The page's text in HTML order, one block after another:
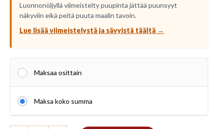
Luonnonöljyllä viimeistelty puupinta jättää puunsyyt
näkyviin eikä peitä puuta maalin tavoin.
Lue lisää viimeistelystä ja sävyistä täältä →
Maksaa osittain
Maksa koko summa